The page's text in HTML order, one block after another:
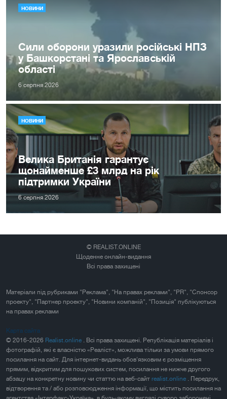
НОВИНИ
Сили оборони уразили російські НПЗ
у Башкорстані та Ярославській
області
6 серпня 2026
НОВИНИ
Велика Британія гарантує
щонайменше £3 млрд на рік
підтримки України
6 серпня 2026
© REALIST.ONLINE
Щоденне онлайн-видання
Всі права захищені
Матеріали під рубриками "Реклама", "На правах реклами", "PR", "Спонсор
проекту", "Партнер проекту", "Новини компаній", "Позиція" публікуються
на правах реклами
Карта сайта
© 2016-2026 Realist.online . Всі права захищені. Републікація матеріалів і
фотографій, які є власністю «Реаліст», можлива тільки за умови прямого
посилання на сайт. Для інтернет-видань обов'язковим є розміщення
прямим, відкритим для пошукових систем, посилання не нижче другого
абзацу на конкретну новину чи статтю на веб-сайт realist.online . Передрук,
відтворення та / або розповсюдження інформації, що містить посилання на